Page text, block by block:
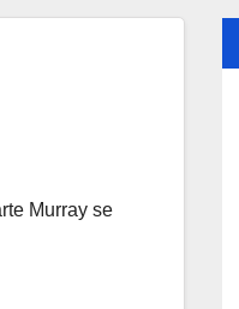
Murray se